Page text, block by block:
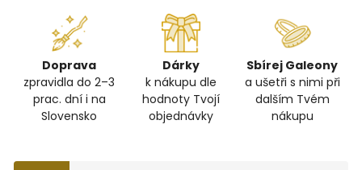
Doprava
zpravidla do 2–3
prac. dní i na
Slovensko
Dárky
k nákupu dle
hodnoty Tvojí
objednávky
Sbírej Galeony
a ušetři s nimi při
dalším Tvém
nákupu